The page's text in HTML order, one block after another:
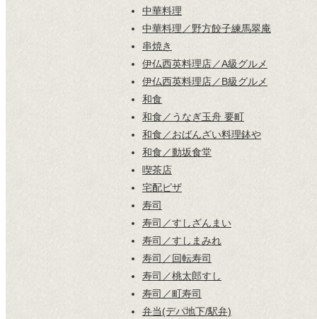
中華料理
中華料理／野方餃子練馬翠庵
串焼き
伊仏西英料理店／A級グルメ
伊仏西英料理店／B級グルメ
和食
和食／うなぎ玉舟 要町
和食／おばんざい料理鉢や
和食／動坂食堂
喫茶店
宅配ピザ
寿司
寿司／すしざんまい
寿司／すしまみれ
寿司／回転寿司
寿司／桃太郎すし
寿司／町寿司
弁当(デパ地下/駅弁)